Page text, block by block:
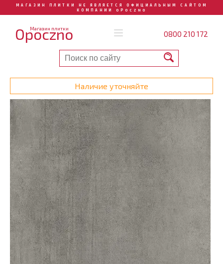
МАГАЗИН ПЛИТКИ НЕ ЯВЛЯЕТСЯ ОФИЦИАЛЬНЫМ САЙТОМ
КОМПАНИИ OPOCZNO
Магазин плитки
Opoczno 0800 210 172
Наличие уточняйте